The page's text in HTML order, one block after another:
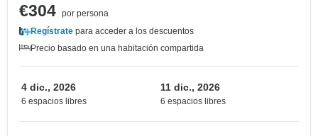
€304 por persona
Regístrate para acceder a los descuentos
Precio basado en una habitación compartida
4 dic., 2026
6 espacios libres
11 dic., 2026
6 espacios libres